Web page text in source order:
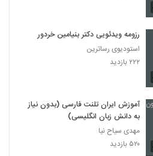
رزومه ویدئویی دکتر بنیامین خردور
استودیوی رساترین
۲۲۲ بازدید
آموزش ایران تلنت فارسی (بدون نیاز
به دانش زبان انگلیسی)
مهدی سیاح نیا
۵۲۰ بازدید